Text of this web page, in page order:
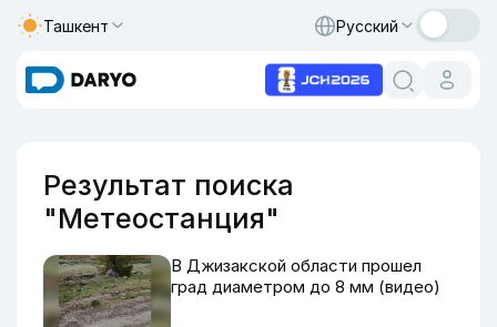
Ташкент Русский
Результат поиска
"Метеостанция"
В Джизакской области прошел
град диаметром до 8 мм (видео)